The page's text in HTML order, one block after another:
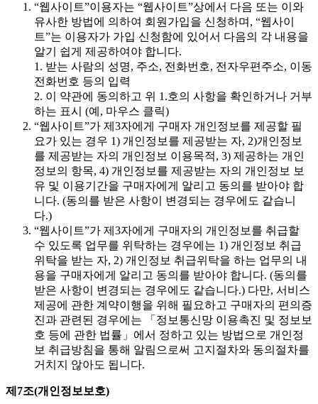
“웹사이트”이용자는 “웹사이트”상에서 다음 또는 이와
유사한 방법에 의하여 회원가입을 신청하며, “웹사이
트”는 이용자가 가입 신청함에 있어서 다음의 각 내용을
알기 쉽게 제공하여야 합니다.
1. 받는 사람의 성명, 주소, 전화번호, 전자우편주소, 이동
전화번호 등의 입력
2. 이 약관에 동의하고 위 1.호의 사항을 확인하거나 거부
하는 표시 (예, 마우스 클릭)
“웹사이트”가 제3자에게 구매자 개인정보를 제공할 필
요가 있는 경우 1) 개인정보를 제공받는 자, 2)개인정보
를 제공받는 자의 개인정보 이용목적, 3) 제공하는 개인
정보의 항목, 4) 개인정보를 제공받는 자의 개인정보 보
유 및 이용기간을 구매자에게 알리고 동의를 받아야 합
니다. (동의를 받은 사항이 변경되는 경우에도 같습니
다.)
“웹사이트”가 제3자에게 구매자의 개인정보를 취급할
수 있도록 업무를 위탁하는 경우에는 1) 개인정보 취급
위탁을 받는 자, 2) 개인정보 취급위탁을 하는 업무의 내
용을 구매자에게 알리고 동의를 받아야 합니다. (동의를
받은 사항이 변경되는 경우에도 같습니다.) 다만, 서비스
제공에 관한 계약이행을 위해 필요하고 구매자의 편의증
진과 관련된 경우에는 「정보통신망 이용촉진 및 정보보
호 등에 관한 법률」에서 정하고 있는 방법으로 개인정
보 취급방침을 통해 알림으로써 고지절차와 동의절차를
거치지 않아도 됩니다.
제7조(개인정보보호)